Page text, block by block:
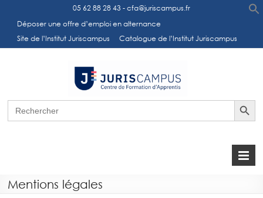
05 62 88 28 43- cfa@juriscampus.fr
Déposer une offre d’emploi en alternance
Site de l’Institut Juriscampus
Catalogue de l’Institut Juriscampus
–
Apprentis de
l'Institut
Search
for:
Search Button
Mentions légales